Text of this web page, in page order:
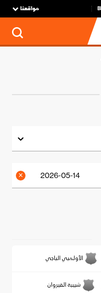
مواقعنا
2026-05-14
الأولمبي الباجي
شبيبة القيروان